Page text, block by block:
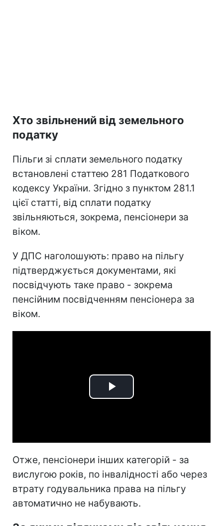
Хто звільнений від земельного
податку
Пільги зі сплати земельного податку
встановлені статтею 281 Податкового
кодексу України. Згідно з пунктом 281.1
цієї статті, від сплати податку
звільняються, зокрема, пенсіонери за
віком.
У ДПС наголошують: право на пільгу
підтверджується документами, які
посвідчують таке право - зокрема
пенсійним посвідченням пенсіонера за
віком.
Play
Отже, пенсіонери інших категорій - за
вислугою років, по інвалідності або через
втрату годувальника права на пільгу
автоматично не набувають.